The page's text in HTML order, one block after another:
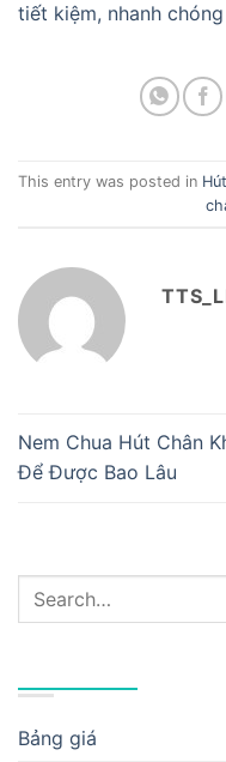
tiết kiệm, nhanh chóng
This entry was posted in
Nem Chua Hút Chân
Để Được Bao Lâu
Bảng giá